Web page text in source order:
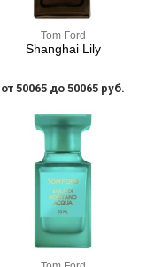
Tom Ford
Shanghai Lily
от 50065 до 50065 руб.